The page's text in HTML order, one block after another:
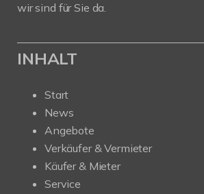
wir sind für Sie da.
INHALT
Start
News
Angebote
Verkäufer & Vermieter
Käufer & Mieter
Service